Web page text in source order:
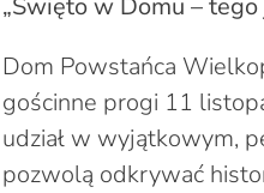
„Święto w Domu – tego
Dom Powstańca
gościnne progi 11
udział w wyjątkowym,
pozwolą odkrywać